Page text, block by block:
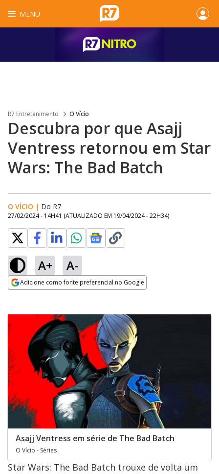
MENU
R7 Entretenimento O Vício
Descubra por que Asajj
Ventress retornou em Star
Wars: The Bad Batch
O VÍCIO | Do R7
27/02/2024 - 14H41 (ATUALIZADO EM 19/04/2024 - 22H34)
A+ A-
Adicione como fonte preferencial no Google
Asajj Ventress em série de The Bad Batch
O Vício - Séries
Star Wars: The Bad Batch trouxe de volta um